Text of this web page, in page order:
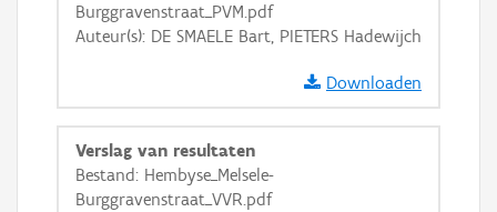
+ −
Basis Lagen
Burggravenstraat_PVM.pdf
Auteur(s): DE SMAELE Bart, PIETERS Hadewijch
Downloaden
Verslag van resultaten
Bestand: Hembyse_Melsele-
Burggravenstraat_VVR.pdf